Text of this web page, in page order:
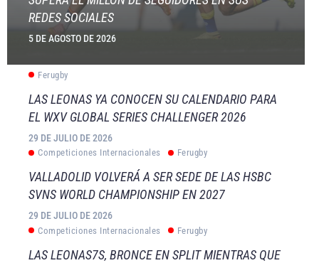
REDES SOCIALES
5 DE AGOSTO DE 2026
Ferugby
LAS LEONAS YA CONOCEN SU CALENDARIO PARA
EL WXV GLOBAL SERIES CHALLENGER 2026
29 DE JULIO DE 2026
Competiciones Internacionales Ferugby
VALLADOLID VOLVERÁ A SER SEDE DE LAS HSBC
SVNS WORLD CHAMPIONSHIP EN 2027
29 DE JULIO DE 2026
Competiciones Internacionales Ferugby
LAS LEONAS7S, BRONCE EN SPLIT MIENTRAS QUE